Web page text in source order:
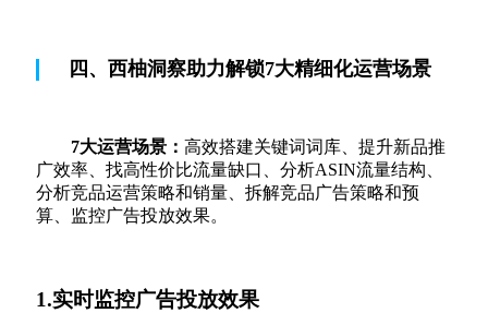
四、西柚洞察助力解锁7大精细化运营场景
7大运营场景： 高效搭建关键词词库、提升新品推
广效率、找高性价比流量缺口、分析ASIN流量结构、
分析竞品运营策略和销量、拆解竞品广告策略和预
算、监控广告投放效果。
1.实时监控广告投放效果